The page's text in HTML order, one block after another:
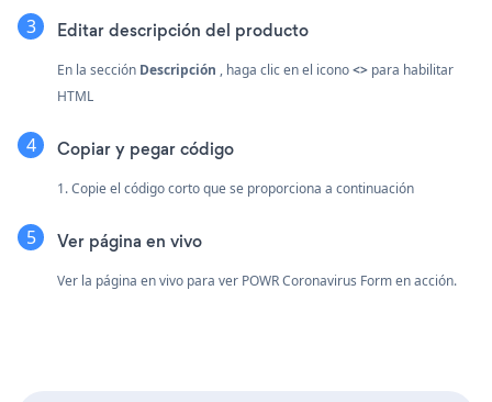
Editar descripción del producto
En la sección Descripción , haga clic en el icono<> para habilitar
HTML
Copiar y pegar código
1. Copie el código corto que se proporciona a continuación
Ver página en vivo
Ver la página en vivo para ver POWR Coronavirus Form en acción.